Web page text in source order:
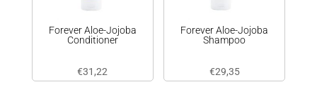
Forever Aloe-Jojoba
Conditioner
€31,22
Forever Aloe-Jojoba
Shampoo
€29,35